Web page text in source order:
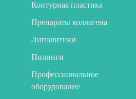
Контурная пластика
Препараты коллагена
Липолитики
Пилинги
Профессиональное
оборудование